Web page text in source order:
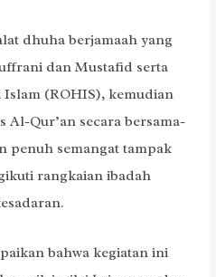
dhuha berjamaah yang
dan Mustafid serta
Islam (ROHIS), kemudian
Qur’an secara bersama-
penuh semangat tampak
rangkaian ibadah
bahwa kegiatan ini